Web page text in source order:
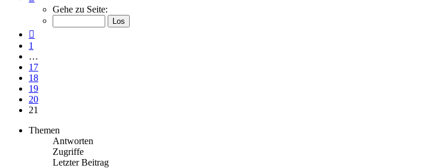
21
von
Gehe zu Seite:
1
…
17
18
19
20
21
Themen
Antworten
Zugriffe
Letzter Beitrag